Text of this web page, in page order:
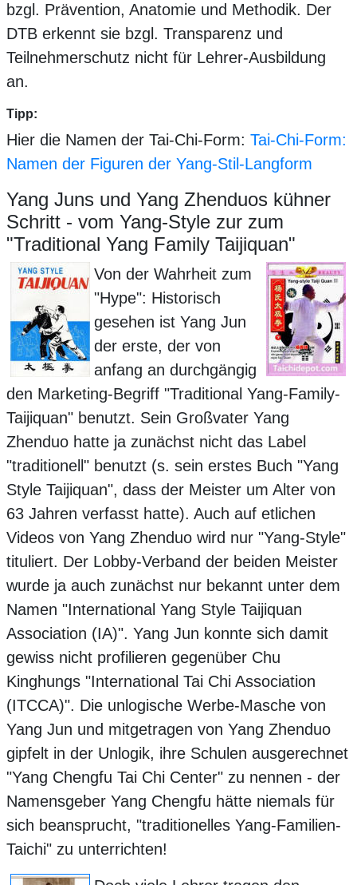
bzgl. Prävention, Anatomie und Methodik. Der
DTB erkennt sie bzgl. Transparenz und
Teilnehmerschutz nicht für Lehrer-Ausbildung
an.
Tipp:
Hier die Namen der Tai-Chi-Form: Tai-Chi-Form:
Namen der Figuren der Yang-Stil-Langform
Yang Juns und Yang Zhenduos kühner
Schritt - vom Yang-Style zur zum
"Traditional Yang Family Taijiquan"
Von der Wahrheit zum
"Hype": Historisch
gesehen ist Yang Jun
der erste, der von
anfang an durchgängig
den Marketing-Begriff "Traditional Yang-Family-
Taijiquan" benutzt. Sein Großvater Yang
Zhenduo hatte ja zunächst nicht das Label
"traditionell" benutzt (s. sein erstes Buch "Yang
Style Taijiquan", dass der Meister um Alter von
63 Jahren verfasst hatte). Auch auf etlichen
Videos von Yang Zhenduo wird nur "Yang-Style"
tituliert. Der Lobby-Verband der beiden Meister
wurde ja auch zunächst nur bekannt unter dem
Namen "International Yang Style Taijiquan
Association (IA)". Yang Jun konnte sich damit
gewiss nicht profilieren gegenüber Chu
Kinghungs "International Tai Chi Association
(ITCCA)". Die unlogische Werbe-Masche von
Yang Jun und mitgetragen von Yang Zhenduo
gipfelt in der Unlogik, ihre Schulen ausgerechnet
"Yang Chengfu Tai Chi Center" zu nennen - der
Namensgeber Yang Chengfu hätte niemals für
sich beansprucht, "traditionelles Yang-Familien-
Taichi" zu unterrichten!